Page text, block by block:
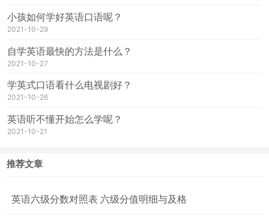
小孩如何学好英语口语呢？
2021-10-29
自学英语最快的方法是什么？
2021-10-27
学英式口语看什么电视剧好？
2021-10-26
英语听不懂开始怎么学呢？
2021-10-21
推荐文章
英语六级分数对照表 六级分值明细与及格